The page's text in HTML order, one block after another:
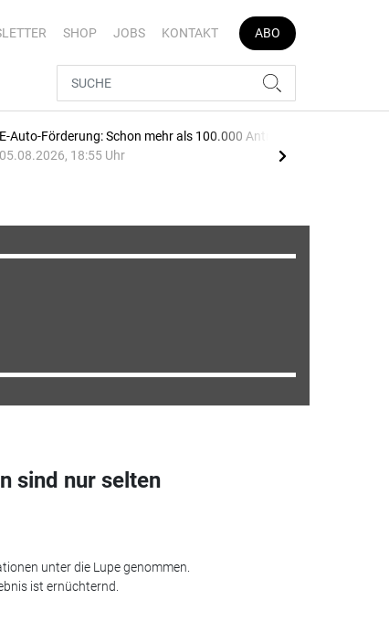
SHOP JOBS KONTAKT ABO
E-Auto-Förderung: Schon mehr als 100.000 Anträge
05.08.2026, 18:55 Uhr
sind nur selten
unter die Lupe genommen.
ist ernüchternd.